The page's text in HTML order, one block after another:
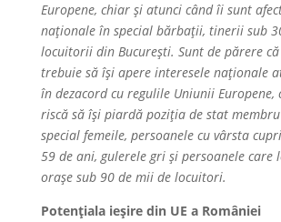
Europene, chiar și atunci când îi sunt
naționale în special bărbații, tinerii sub
locuitorii din București. Sunt de părere
trebuie să își apere interesele naționale
în dezacord cu regulile Uniunii Europene,
riscă să își piardă poziția de stat
special femeile, persoanele cu vârsta
59 de ani, gulerele gri și persoanele care
orașe sub 90 de mii de locuitori.
Potențiala ieșire din UE a României